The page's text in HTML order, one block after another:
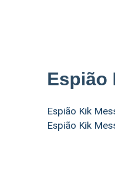
Espião
Espião Kik
Espião Kik